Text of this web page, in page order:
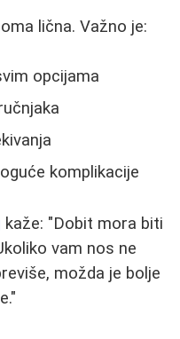
lična. Važno je:
opcijama
komplikacije
kaže: "Dobit mora biti
vam nos ne
možda je bolje